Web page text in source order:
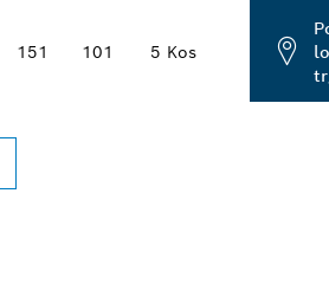
151 101 5 Kos